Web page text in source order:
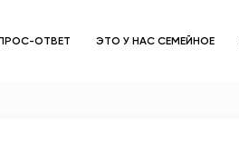
ОТВЕТ ЭТО У НАС СЕМЕЙНОЕ